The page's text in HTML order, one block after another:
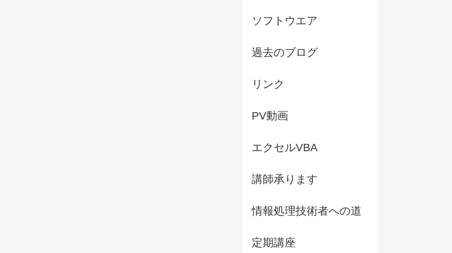
ソフトウエア
過去のブログ
リンク
PV動画
エクセルVBA
講師承ります
情報処理技術者への道
定期講座